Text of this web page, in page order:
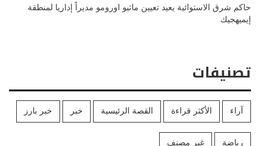
حاكم شرق الاستوائية يعيد تعيين ماثيو اورومو مديراً إداريا لمنطقة
إيميهجيك
تصنيفات
آراء الأكثر قراءة القصة الرئيسية خبر خبر بارز
رياضة غير مصنف